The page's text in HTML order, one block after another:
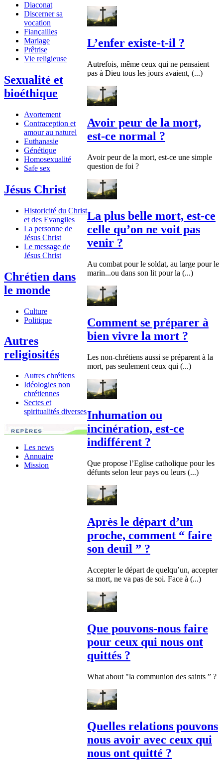
Diaconat
Discerner sa
vocation
Fiançailles
Mariage
Prêtrise
Vie religieuse
Sexualité et
bioéthique
Avortement
Contraception et
amour au naturel
Euthanasie
Génétique
Homosexualité
Safe sex
Jésus Christ
Historicité du Christ
et des Evangiles
La personne de
Jésus Christ
Le message de
Jésus Christ
Chrétien dans
le monde
Culture
Politique
Autres
religiosités
Autres chrétiens
Idéologies non
chrétiennes
Sectes et
spiritualités diverses
Les news
Annuaire
Mission
L’enfer existe-t-il ?
Autrefois, même ceux qui ne pensaient
pas à Dieu tous les jours avaient, (...)
Avoir peur de la mort,
est-ce normal ?
Avoir peur de la mort, est-ce une simple
question de foi ?
La plus belle mort, est-ce
celle qu’on ne voit pas
venir ?
Au combat pour le soldat, au large pour le
marin...ou dans son lit pour la (...)
Comment se préparer à
bien vivre la mort ?
Les non-chrétiens aussi se préparent à la
mort, pas seulement ceux qui (...)
Inhumation ou
incinération, est-ce
indifférent ?
Que propose l’Eglise catholique pour les
défunts selon leur pays ou leurs (...)
Après le départ d’un
proche, comment “ faire
son deuil ” ?
Accepter le départ de quelqu’un, accepter
sa mort, ne va pas de soi. Face à (...)
Que pouvons-nous faire
pour ceux qui nous ont
quittés ?
What about "la communion des saints ” ?
Quelles relations pouvons
nous avoir avec ceux qui
nous ont quitté ?